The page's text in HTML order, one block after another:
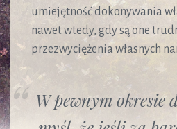
umiejętność dokonywania
nawet wtedy, gdy są one
przezwyciężenia własnych
W pewnym okresie